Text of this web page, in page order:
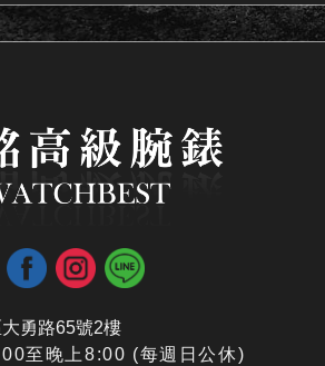
勇路65號2樓
至晚上8:00 (每週日公休)